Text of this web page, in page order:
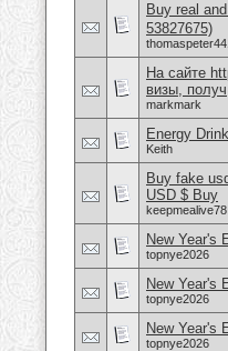
Buy real
53827675)
На сайте
визы, получ
markmark
Energy
Keith
Buy fake
USD $ Buy
keepmealive78
New Year's
topnye2026
New Year's
topnye2026
New Year's
topnye2026